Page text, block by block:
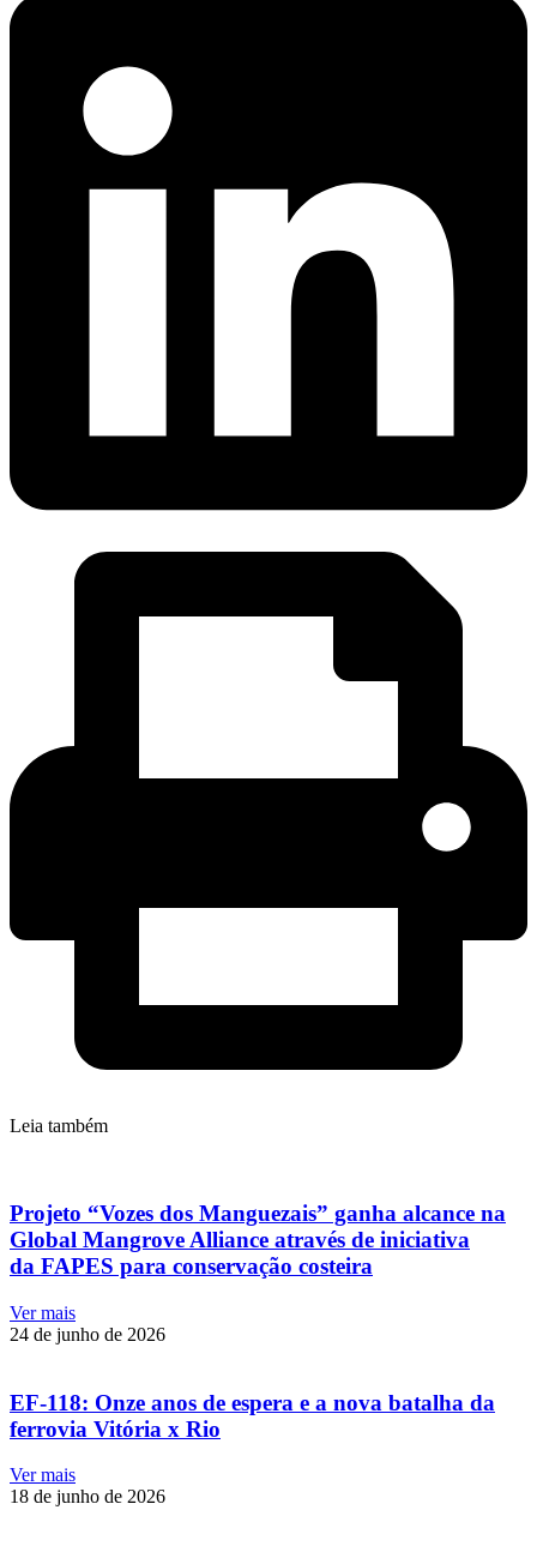
Leia também
Projeto “Vozes dos Manguezais” ganha alcance na
Global Mangrove Alliance através de iniciativa
da FAPES para conservação costeira
Ver mais
24 de junho de 2026
EF-118: Onze anos de espera e a nova batalha da
ferrovia Vitória x Rio
Ver mais
18 de junho de 2026